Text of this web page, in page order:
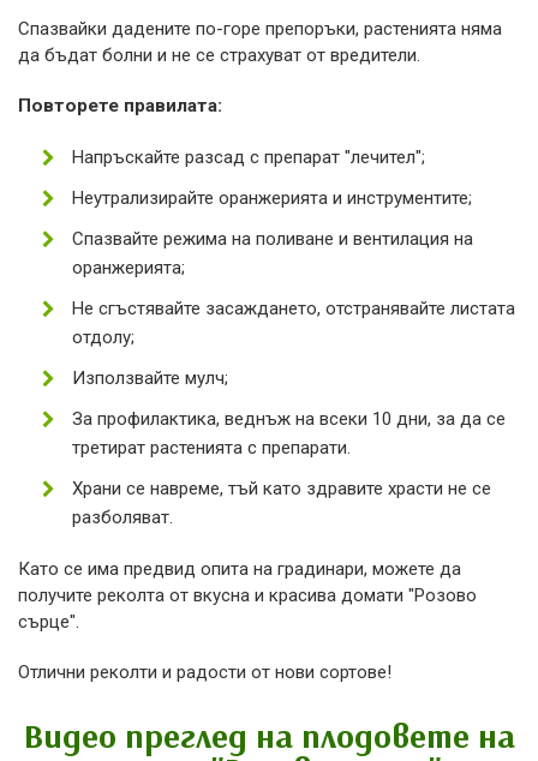
Спазвайки дадените по-горе препоръки, растенията няма
да бъдат болни и не се страхуват от вредители.
Повторете правилата:
Напръскайте разсад с препарат "лечител";
Неутрализирайте оранжерията и инструментите;
Спазвайте режима на поливане и вентилация на
оранжерията;
Не сгъстявайте засаждането, отстранявайте листата
отдолу;
Използвайте мулч;
За профилактика, веднъж на всеки 10 дни, за да се
третират растенията с препарати.
Храни се навреме, тъй като здравите храсти не се
разболяват.
Като се има предвид опита на градинари, можете да
получите реколта от вкусна и красива домати "Розово
сърце".
Отлични реколти и радости от нови сортове!
Видео преглед на плодовете на